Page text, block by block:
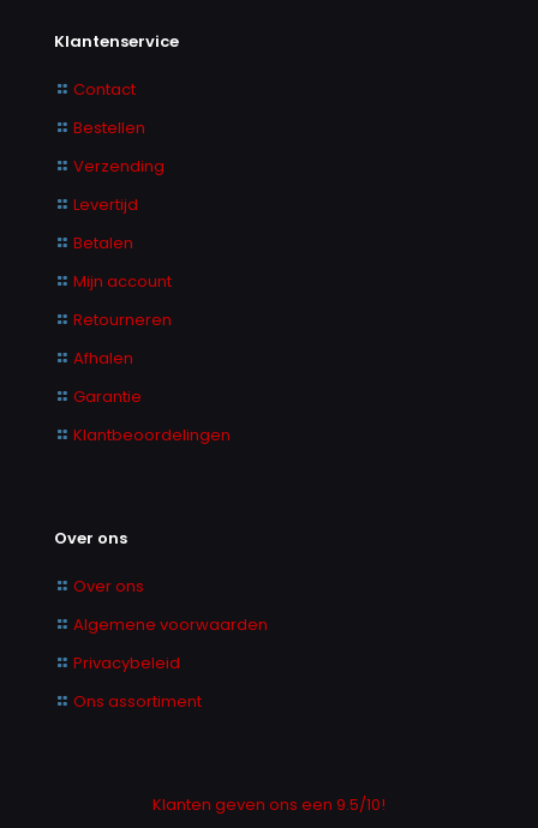
Klantenservice
Contact
Bestellen
Verzending
Levertijd
Betalen
Mijn account
Retourneren
Afhalen
Garantie
Klantbeoordelingen
Over ons
Over ons
Algemene voorwaarden
Privacybeleid
Ons assortiment
Klanten geven ons een 9.5/10!